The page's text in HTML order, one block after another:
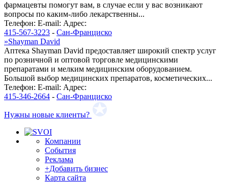
фармацевты помогут вам, в случае если у вас возникают
вопросы по каким-либо лекарственны...
Телефон: E-mail: Адрес:
415-567-3223 - Сан-Франциско
»Shayman David
Аптека Shayman David предоставляет широкий спектр услуг
по розничной и оптовой торговле медицинскими
препаратами и мелким медицинским оборудованием.
Большой выбор медицинских препаратов, косметических...
Телефон: E-mail: Адрес:
415-346-2664 - Сан-Франциско
Нужны новые клиенты?
Компании
События
Реклама
+Добавить бизнес
Карта сайта